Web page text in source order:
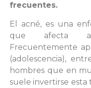
frecuentes.
El acné, es una
que afecta al
Frecuentemente
(adolescencia),
hombres que en
suele invertirse esta